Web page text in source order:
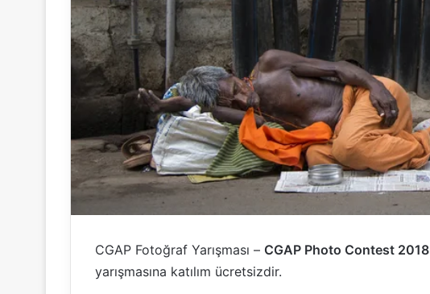
CGAP Fotoğraf Yarışması – CGAP Photo Contest 2018
yarışmasına katılım ücretsizdir.